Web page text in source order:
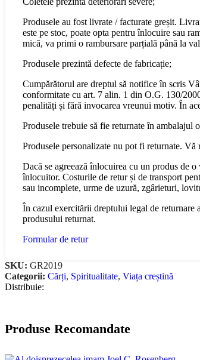
Produsele au fost livrate / facturate greșit.
este pe stoc, poate opta pentru înlocuire sau
mică, va primi o rambursare parțială până la
Produsele prezintă defecte de fabricație;
Cumpărătorul are dreptul să notifice în scris
conformitate cu art. 7 alin. 1 din O.G. 130/
penalități și fără invocarea vreunui motiv. În
Produsele trebuie să fie returnate în ambalajul
Produsele personalizate nu pot fi returnate. Vă
Dacă se agreează înlocuirea cu un produs de
înlocuitor. Costurile de retur și de transport
sau incomplete, urme de uzură, zgârieturi,
În cazul exercitării dreptului legal de returnare
produsului returnat.
Formular de retur
SKU: GR2019
Categorii: Cărți, Spiritualitate, Viața creștină
Distribuie:
Produse Recomandate